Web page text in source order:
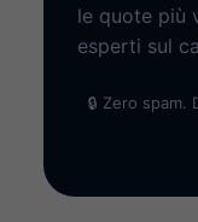
le quote più
esperti sul
🔒 Zero spam.